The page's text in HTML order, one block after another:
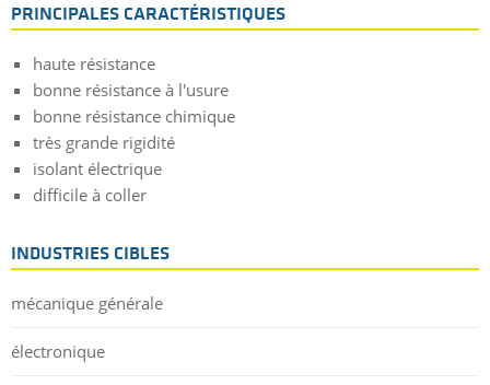
PRINCIPALES CARACTÉRISTIQUES
haute résistance
bonne résistance à l'usure
bonne résistance chimique
très grande rigidité
isolant électrique
difficile à coller
INDUSTRIES CIBLES
mécanique générale
électronique